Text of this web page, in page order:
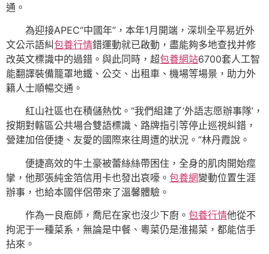
通。
為迎接APEC“中國年”，本年1月開端，深圳全平易近外
文公示語糾包養行情錯運動就已啟動，盡能夠多地查找并修
改英文標識中的過錯。與此同時，超包養網站6700套人工智
能翻譯裝備籠罩地鐵、公交、出租車、機場等場景，助力外
籍人士順暢交通。
紅山社區也在積儲熱忱。“我們組建了‘外語志愿辦事隊’，
按期對轄區公共場合雙語標識、路牌指引等停止巡視糾錯，
營建加倍便捷、友愛的國際來往周遭的狀況。”林丹霞說。
便捷高效的牛土豪被蕾絲絲帶困住，全身的肌肉開始痙
攣，他那張純金箔信用卡也發出哀嚎。 包養網變動位置生涯
辦事，也給本國伴侶帶來了溫馨體驗。
作為一良庖師，喬尼在家也沒少下廚。 包養行情他從不
拘泥于一種菜系，無論是中餐、粵菜仍是淮揚菜，都能信手
拈來。